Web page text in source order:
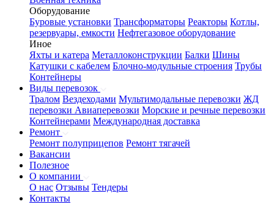
Оборудование
Буровые установки Трансформаторы Реакторы Котлы,
резервуары, емкости Нефтегазовое оборудование
Иное
Яхты и катера Металлоконструкции Балки Шины
Катушки с кабелем Блочно-модульные строения Трубы
Контейнеры
Виды перевозок
Тралом Вездеходами Мультимодальные перевозки ЖД
перевозки Авиаперевозки Морские и речные перевозки
Контейнерами Международная доставка
Ремонт
Ремонт полуприцепов Ремонт тягачей
Вакансии
Полезное
О компании
О нас Отзывы Тендеры
Контакты